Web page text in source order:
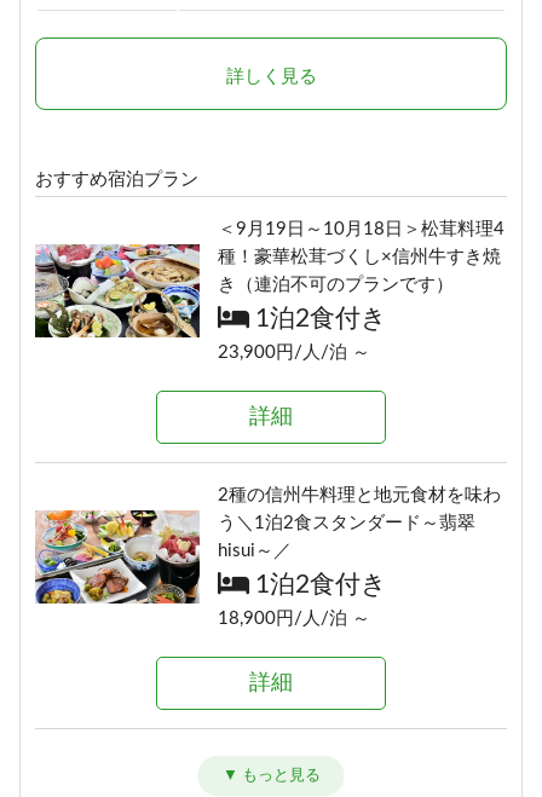
≫（連泊不可のプランです）
1泊2食付き
24,290円/人/泊 ～
ボリューム満点！変な肉プラン“肉
肉魚！？好きな料理を選べる”（連
泊不可のプランです）
1泊2食付き
16,700円/人/泊 ～
詳細
信州の恵み！旨味たっぷりきのこ
料理《熊の湯信州茸づくしプラ
ン》
1泊2食付き
16,700円/人/泊 ～
詳細
泊まれる ≪1泊2食ＥＣＯプラン≫
詳しく見る
おすすめ宿泊プラン
＜9月19日～10月18日＞松茸料理4
種！豪華松茸づくし×信州牛すき焼
き（連泊不可のプランです）
1泊2食付き
23,900円/人/泊 ～
詳細
2種の信州牛料理と地元食材を味わ
う＼1泊2食スタンダード～翡翠
hisui～／
1泊2食付き
18,900円/人/泊 ～
詳細